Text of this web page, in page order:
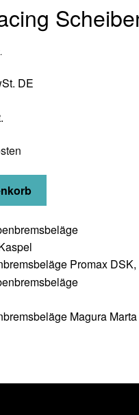
DE
Promax
Magura Marta